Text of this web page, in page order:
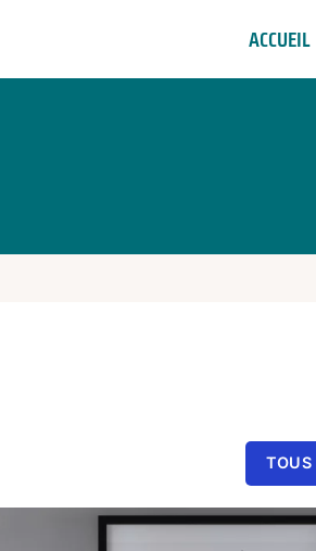
ACCUEIL
TOUS